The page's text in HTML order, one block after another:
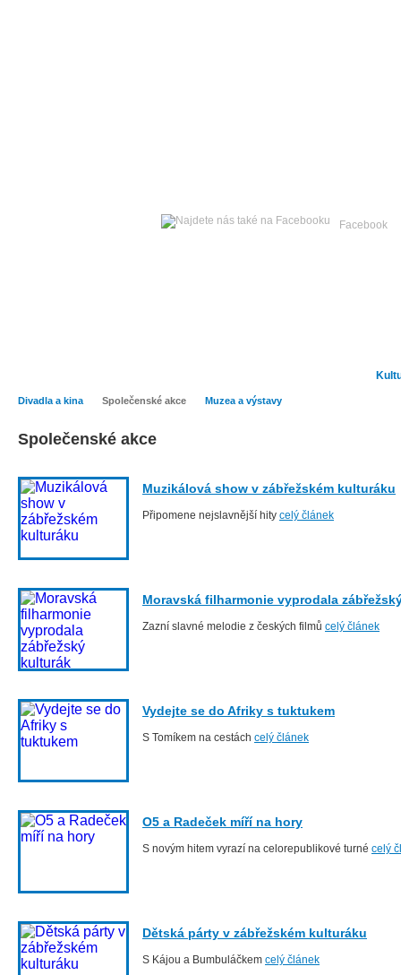
Facebook
Divadla a kina Společenské akce Muzea a výstavy
Společenské akce
Muzikálová show v zábřežském kulturáku
Připomene nejslavnější hity celý článek
Moravská filharmonie vyprodala
Zazní slavné melodie z českých filmů celý článek
Vydejte se do Afriky s tuktukem
S Tomíkem na cestách celý článek
O5 a Radeček míří na hory
S novým hitem vyrazí na celorepublikové turné celý
Dětská párty v zábřežském kulturáku
S Kájou a Bumbuláčkem celý článek